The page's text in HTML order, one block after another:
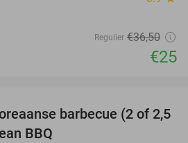
Regulier €36,50
€25
30%
barbecue (2 of 2,5
BBQ